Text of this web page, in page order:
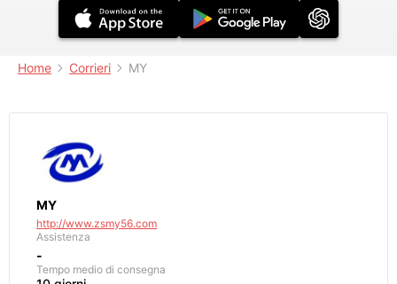
Home Corrieri MY
MY
http://www.zsmy56.com
Assistenza
-
Tempo medio di consegna